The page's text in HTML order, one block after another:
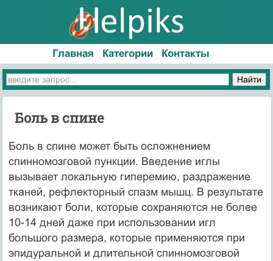
Главная Категории Контакты
Боль в спине
Боль в спине может быть осложнением
спинномоз­говой пункции. Введение иглы
вызывает локаль­ную гиперемию, раздражение
тканей, рефлектор­ный спазм мышц. В результате
возникают боли, которые сохраняются не более
10-14 дней даже при использовании игл
большого размера, которые при­меняются при
эпидуральной и длительной спинно­мозговой